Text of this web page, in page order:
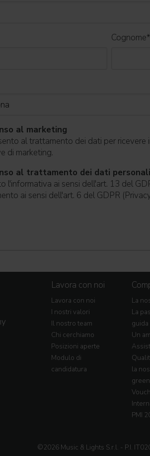
Cognome*
al marketing
al trattamento dei dati per ricevere
di marketing.
al trattamento dei dati personali
l'informativa ai sensi dell'art. 13 del
ai sensi dell'art. 6 del GDPR
Lavora con noi
Lavora con noi
I nostri valori
Il nostro team
Chi cerchiamo
Posizioni aperte
Modulo di
candidatura
La
La
guida
Un
la
green
PMI
©2026 Music & Lights S.r.l. - P.I.